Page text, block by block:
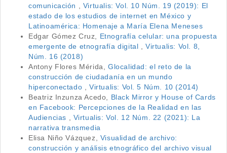
comunicación
Virtualis: Vol. 10 Núm. 19 (2019): El
estado de los estudios de internet en México y
Latinoamérica: Homenaje a María Elena Meneses
Edgar Gómez Cruz, Etnografía celular: una propuesta
emergente de etnografía digital
,Virtualis: Vol. 8,
Núm. 16 (2018)
Antony Flores Mérida, Glocalidad: el reto de la
construcción de ciudadanía en un mundo
hiperconectado
,Virtualis: Vol. 5 Núm. 10 (2014)
Beatriz Inzunza Acedo, Black Mirror y House of Cards
en Facebook: Percepciones de la Realidad en las
Audiencias
Virtualis: Vol. 12 Núm. 22 (2021): La
narrativa transmedia
Elisa Niño Vázquez, Visualidad de archivo:
construcción y análisis etnográfico del archivo visual